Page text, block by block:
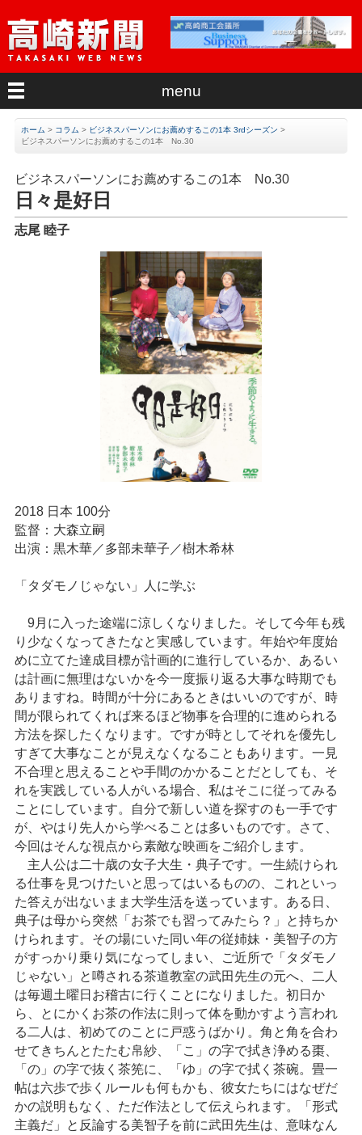
menu
ホーム > コラム > ビジネスパーソンにお薦めするこの1本 3rdシーズン >
ビジネスパーソンにお薦めするこの1本 No.30
ビジネスパーソンにお薦めするこの1本 No.30
日々是好日
志尾 睦子
2018 日本 100分
監督：大森立嗣
出演：黒木華／多部未華子／樹木希林
「タダモノじゃない」人に学ぶ
9月に入った途端に涼しくなりました。そして今年も残
り少なくなってきたなと実感しています。年始や年度始
めに立てた達成目標が計画的に進行しているか、あるい
は計画に無理はないかを今一度振り返る大事な時期でも
ありますね。時間が十分にあるときはいいのですが、時
間が限られてくれば来るほど物事を合理的に進められる
方法を探したくなります。ですが時としてそれを優先し
すぎて大事なことが見えなくなることもあります。一見
不合理と思えることや手間のかかることだとしても、そ
れを実践している人がいる場合、私はそこに従ってみる
ことにしています。自分で新しい道を探すのも一手です
が、やはり先人から学べることは多いものです。さて、
今回はそんな視点から素敵な映画をご紹介します。
主人公は二十歳の女子大生・典子です。一生続けられ
る仕事を見つけたいと思ってはいるものの、これといっ
た答えが出ないまま大学生活を送っています。ある日、
典子は母から突然「お茶でも習ってみたら？」と持ちか
けられます。その場にいた同い年の従姉妹・美智子の方
がすっかり乗り気になってしまい、ご近所で「タダモノ
じゃない」と噂される茶道教室の武田先生の元へ、二人
は毎週土曜日お稽古に行くことになりました。初日か
ら、とにかくお茶の作法に則って体を動かすよう言われ
る二人は、初めてのことに戸惑うばかり。角と角を合わ
せてきちんとたたむ帛紗、「こ」の字で拭き浄める棗、
「の」の字で抜く茶筅に、「ゆ」の字で拭く茶碗。畳一
帖は六歩で歩くルールも何もかも、彼女たちにはなぜだ
かの説明もなく、ただ作法として伝えられます。「形式
主義だ」と反論する美智子を前に武田先生は、意味なん